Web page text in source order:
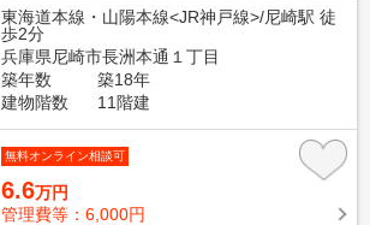
東海道本線・山陽本線<JR神戸線>/尼崎駅 徒
歩2分
兵庫県尼崎市長洲本通１丁目
築年数
築18年
建物階数
11階建
無料オンライン相談可
6.6万円
管理費等：6,000円